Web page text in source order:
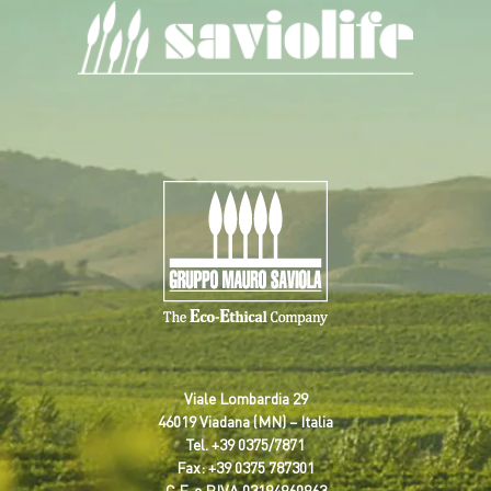
Viale Lombardia 29
46019 Viadana (MN) – Italia
Tel.+39 0375/7871
Fax: +39 0375 787301